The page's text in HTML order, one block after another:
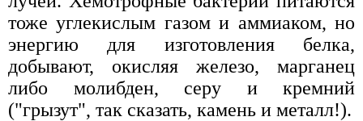
тоже углекислым газом и аммиаком, но
энергию для изготовления белка,
добывают, окисляя железо, марганец
либо молибден, серу и кремний
("грызут", так сказать, камень и металл!).